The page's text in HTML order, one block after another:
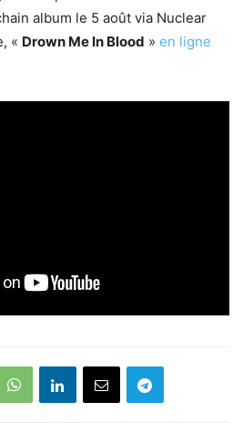
album le 5 août via Nuclear
« Drown Me In Blood » en ligne